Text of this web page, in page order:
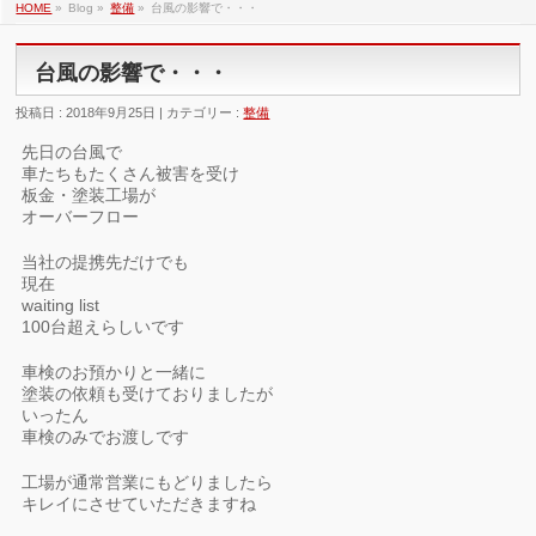
HOME » Blog » 整備 » 台風の影響で・・・
台風の影響で・・・
投稿日 : 2018年9月25日 | カテゴリー :整備
先日の台風で
車たちもたくさん被害を受け
板金・塗装工場が
オーバーフロー
当社の提携先だけでも
現在
waiting list
100台超えらしいです
車検のお預かりと一緒に
塗装の依頼も受けておりましたが
いったん
車検のみでお渡しです
工場が通常営業にもどりましたら
キレイにさせていただきますね